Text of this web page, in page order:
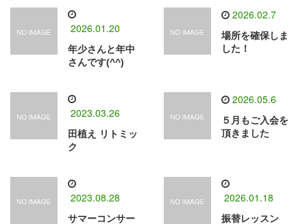
2026.01.20
年少さんと年中
さんです(^^)
2026.02.7
場所を確保しま
した！
2023.03.26
田植え リトミッ
ク
2026.05.6
５月もご入会を
頂きました
2023.08.28
サマーコンサー
2026.01.18
振替レッスン